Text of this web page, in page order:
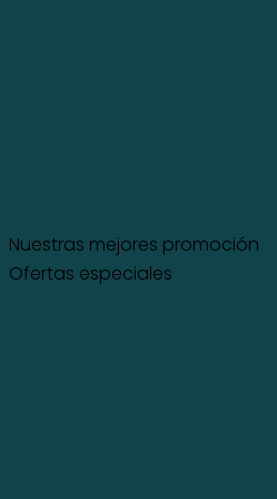
Nuestras mejores
Nuestras mejores promoción
Ofertas especiales